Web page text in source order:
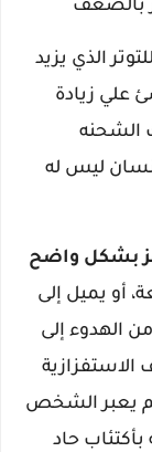
بالضعف
الذي يزيد
علي زيادة
الشحنه
ليس له
بشكل واضح
أو يميل إلى
الهدوء إلى
الاستفزازية
لم يعبر الشخص
حاد